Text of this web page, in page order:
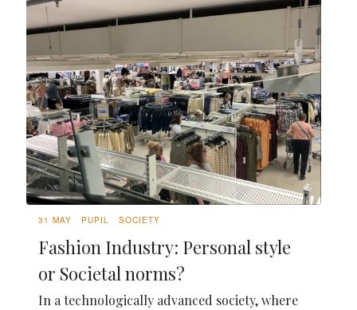
31 MAY PUPIL SOCIETY
Fashion Industry: Personal style
or Societal norms?
In a technologically advanced society, where